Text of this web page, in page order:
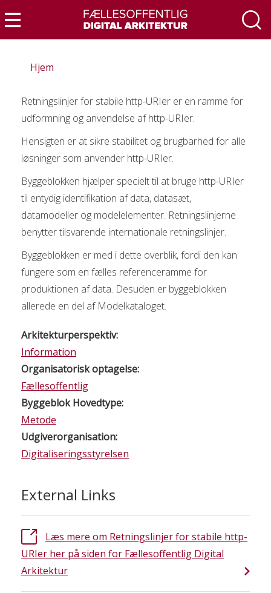
til
hovedindhold
Menu
Hjem
Retningslinjer for stabile http-URIer er en ramme for
udformning og anvendelse af http-URIer.
Hensigten er at sikre stabilitet og brugbarhed for alle
løsninger som anvender http-URIer.
Byggeblokken hjælper specielt til at bruge http-URIer
til entydig identifikation af data, datasæt,
datamodeller og modelelementer. Retningslinjerne
benytter tilsvarende internationale retningslinjer.
Byggeblokken er med i dette overblik, fordi den kan
fungere som en fælles referenceramme for
produktionen af data. Desuden er byggeblokken
allerede en del af Modelkataloget.
Arkitekturperspektiv:
Information
Organisatorisk optagelse:
Fællesoffentlig
Byggeblok Hovedtype:
Metode
Udgiverorganisation:
Digitaliseringsstyrelsen
External Links
Læs mere om Retningslinjer for stabile http-
URIer her på siden for Fællesoffentlig Digital
Arkitektur